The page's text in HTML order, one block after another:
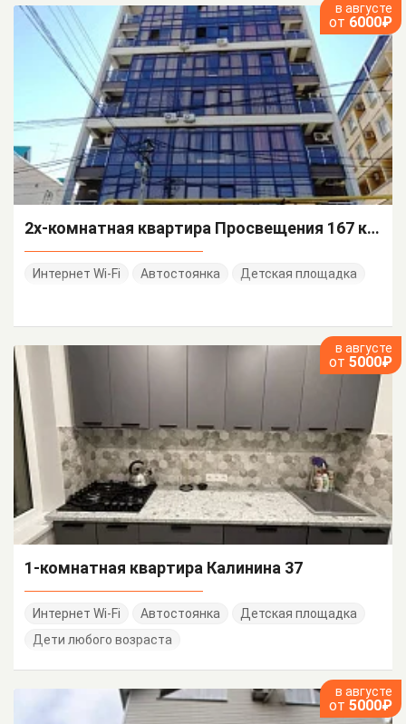
в августе
от 6000₽
2х-комнатная квартира Просвещения 167 кв 96
Интернет Wi-Fi Автостоянка Детская площадка
в августе
от 5000₽
1-комнатная квартира Калинина 37
Интернет Wi-Fi Автостоянка
Детская площадка
Дети любого возраста
в августе
от 5000₽